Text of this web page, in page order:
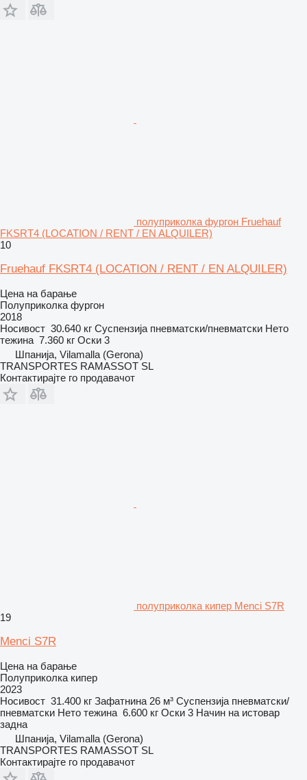
полуприколка фургон Fruehauf
FKSRT4 (LOCATION / RENT / EN ALQUILER)
10
Fruehauf FKSRT4 (LOCATION / RENT / EN ALQUILER)
Цена на барање
Полуприколка фургон
2018
Носивост 30.640 кг Суспензија пневматски/пневматски Нето
тежина 7.360 кг Оски 3
Шпанија, Vilamalla (Gerona)
TRANSPORTES RAMASSOT SL
Контактирајте го продавачот
полуприколка кипер Menci S7R
19
Menci S7R
Цена на барање
Полуприколка кипер
2023
Носивост 31.400 кг Зафатнина 26 м³ Суспензија пневматски/
пневматски Нето тежина 6.600 кг Оски 3 Начин на истовар
задна
Шпанија, Vilamalla (Gerona)
TRANSPORTES RAMASSOT SL
Контактирајте го продавачот